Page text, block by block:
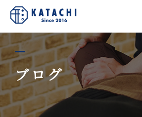
ブログ
私たちについて
コース紹介